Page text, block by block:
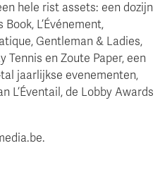
hele rist assets: een dozijn
L’Événement,
Gentleman & Ladies,
Tennis en Zoute Paper, een
jaarlijkse evenementen,
L’Éventail, de Lobby Awards